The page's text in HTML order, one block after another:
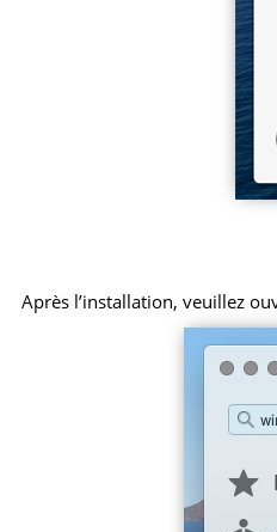
Après l’installation, veuillez